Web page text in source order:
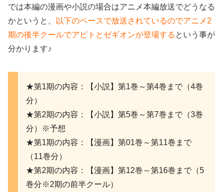
では本編の漫画や小説の場合はアニメ本編放送でどうなる
かというと、
以下のペースで放送されているのでアニメ2
期の後半クールでアピトとゼギオンが登場する という事が
分かります♪
★第1期の内容：【小説】第1巻～第4巻まで（4巻
分）
★第2期の内容：【小説】第5巻～第7巻まで（3巻
分）※予想
★第1期の内容：【漫画】第01巻～第11巻まで
（11巻分）
★第2期の内容：【漫画】第12巻～第16巻まで（5
巻分※2期の前半クール）